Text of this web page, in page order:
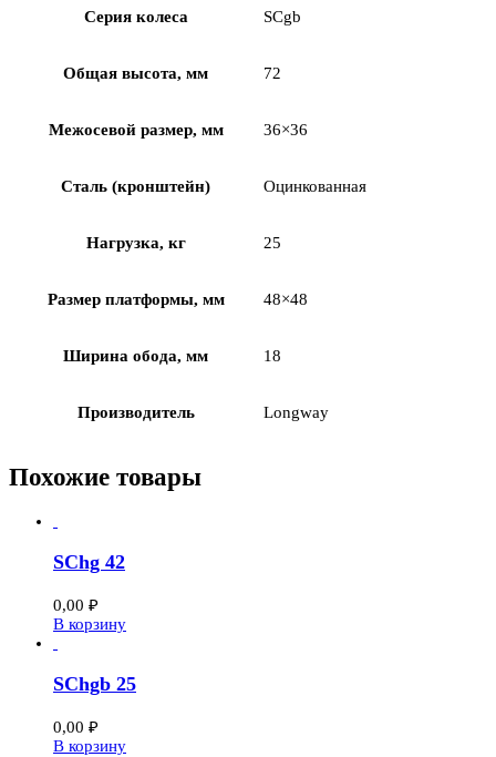
Серия колеса SCgb
Общая высота, мм 72
Межосевой размер, мм 36×36
Сталь (кронштейн) Оцинкованная
Нагрузка, кг 25
Размер платформы, мм 48×48
Ширина обода, мм 18
Производитель Longway
Похожие товары
SChg 42
0,00 ₽
В корзину
SChgb 25
0,00 ₽
В корзину